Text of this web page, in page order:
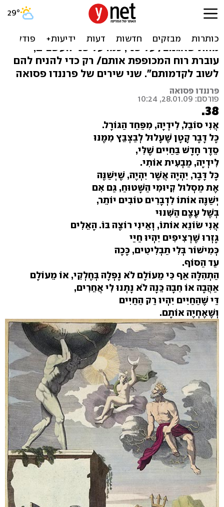
שהחיים יהיו רק החיים
"אין לי את מי לאהוב, או חיים שארצה בהם, או
מוות שאגנוב/ על פני, כמו על פני העשבים,
עוברת רוח המכופפת אותם/ רק כדי להניח להם
לשוב לקדמותם". שני שירים של פרננדו פסואה
פרננדו פסואה
פורסם: 28.01.09, 10:24
38.
אֲנִי סוֹבֵל, לִידְיָה, מִפַּחַד הַגּוֹרָל.
כָּל דָּבָר קָטָן שֶׁעָלוּל לְבַצְבֵּץ מִמֶּנּוּ
סֵדֶר חָדָשׁ בַּחַיִּים שֶׁלִּי,
לִידְיָה, מַבְעִית אוֹתִי.
כָּל דָּבָר, יִהְיֶה אֲשֶׁר יִהְיֶה, שֶׁיְּשַׁנֶּה
אֶת מַסְלוּל קִיּוּמִי הַשָּׁטוּחַ, גַּם אִם
יְשַׁנֶּה אוֹתוֹ לִדְבָרִים טוֹבִים יוֹתֵר,
בְּשֶׁל עֶצֶם הַשִּׁנּוּי
אֲנִי שׂוֹנֵא אוֹתוֹ, וְאֵינִי רוֹצֶה בּוֹ. הָאֵלִים
גָּזְרוּ שֶׁרְצִיפִים יִהְיוּ חַיַּי
כְּמִישׁוֹר בְּלִי תַּבְלִיטִים, כָּכָה
עַד הַסּוֹף.
הַתְּהִלָּה אַף כִּי מֵעוֹלָם לֹא נָפְלָה בְּחֶלְקִי, אוֹ מֵעוֹלָם
אַהֲבָה אוֹ חִבָּה כֵּנָה לֹא נָתְנוּ לִי אֲחֵרִים,
דַּי שֶׁהַחַיִּים יִהְיוּ רַק הַחַיִּים
וְשֶׁאֶחְיֶה אוֹתָם.